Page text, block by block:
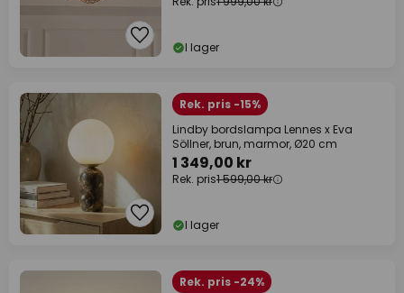
I lager
Rek. pris -15%
Lindby bordslampa Lennes x Eva
Söllner, brun, marmor, Ø20 cm
1 349,00 kr
Rek. pris1 599,00 kr
I lager
Rek. pris -24%